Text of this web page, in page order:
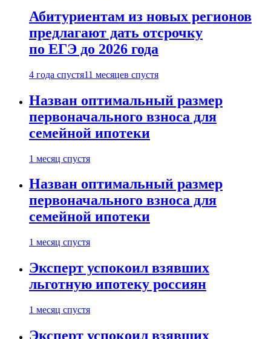
Абитуриентам из новых регионов
предлагают дать отсрочку
по ЕГЭ до 2026 года
4 года спустя11 месяцев спустя
Назван оптимальный размер
первоначального взноса для
семейной ипотеки
1 месяц спустя
Назван оптимальный размер
первоначального взноса для
семейной ипотеки
1 месяц спустя
Эксперт успокоил взявших
льготную ипотеку россиян
1 месяц спустя
Эксперт успокоил взявших